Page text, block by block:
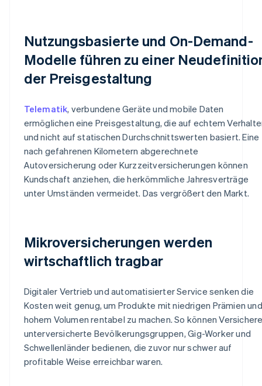
Nutzungsbasierte und On-Demand-
Modelle führen zu einer
der Preisgestaltung
Telematik, verbundene Geräte und mobile Daten
ermöglichen eine Preisgestaltung, die auf echtem
und nicht auf statischen Durchschnittswerten basiert. Eine
nach gefahrenen Kilometern abgerechnete
Autoversicherung oder Kurzzeitversicherungen können
Kundschaft anziehen, die herkömmliche Jahresverträge
unter Umständen vermeidet. Das vergrößert den Markt.
Mikroversicherungen werden
wirtschaftlich tragbar
Digitaler Vertrieb und automatisierter Service senken die
Kosten weit genug, um Produkte mit niedrigen Prämien und
hohem Volumen rentabel zu machen. So können
unterversicherte Bevölkerungsgruppen, Gig-Worker und
Schwellenländer bedienen, die zuvor nur schwer auf
profitable Weise erreichbar waren.